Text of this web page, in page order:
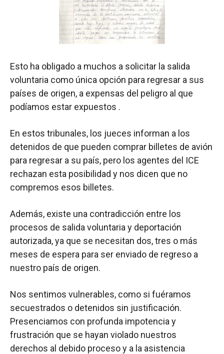
Esto ha obligado a muchos a solicitar la salida
voluntaria como única opción para regresar a sus
países de origen, a expensas del peligro al que
podíamos estar expuestos .
En estos tribunales, los jueces informan a los
detenidos de que pueden comprar billetes de avión
para regresar a su país, pero los agentes del ICE
rechazan esta posibilidad y nos dicen que no
compremos esos billetes.
Además, existe una contradicción entre los
procesos de salida voluntaria y deportación
autorizada, ya que se necesitan dos, tres o más
meses de espera para ser enviado de regreso a
nuestro país de origen.
Nos sentimos vulnerables, como si fuéramos
secuestrados o detenidos sin justificación.
Presenciamos con profunda impotencia y
frustración que se hayan violado nuestros
derechos al debido proceso y a la asistencia